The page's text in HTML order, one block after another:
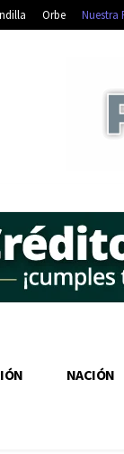
Orbe Nuestra
NACIÓN